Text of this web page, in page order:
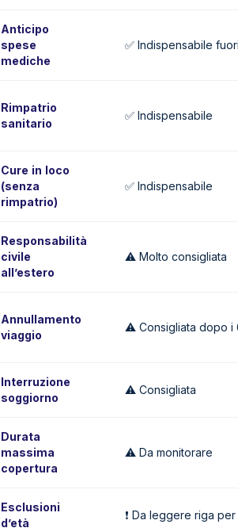
Anticipo
spese
mediche
✅ Indispensabile
Rimpatrio
sanitario
✅ Indispensabile
Cure in loco
(senza
rimpatrio)
✅ Indispensabile
Responsabilità
civile
all’estero
⚠️ Molto consigliata
Annullamento
viaggio
⚠️ Consigliata dopo i
Interruzione
soggiorno
⚠️ Consigliata
Durata
massima
copertura
⚠️ Da monitorare
Esclusioni
d’età
❗ Da leggere riga